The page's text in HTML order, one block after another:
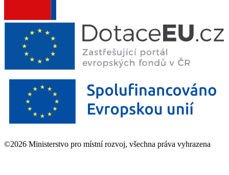
©2026 Ministerstvo pro místní rozvoj, všechna práva vyhrazena